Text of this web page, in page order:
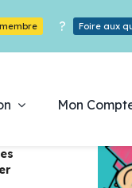
? Foire aux
Mon